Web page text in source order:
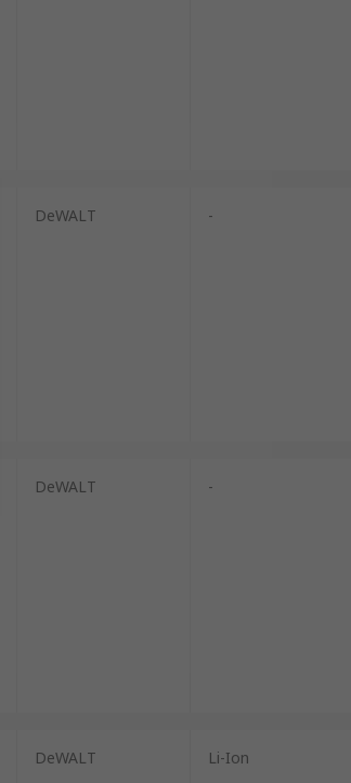
DeWALT -
DeWALT -
DeWALT Li-Ion